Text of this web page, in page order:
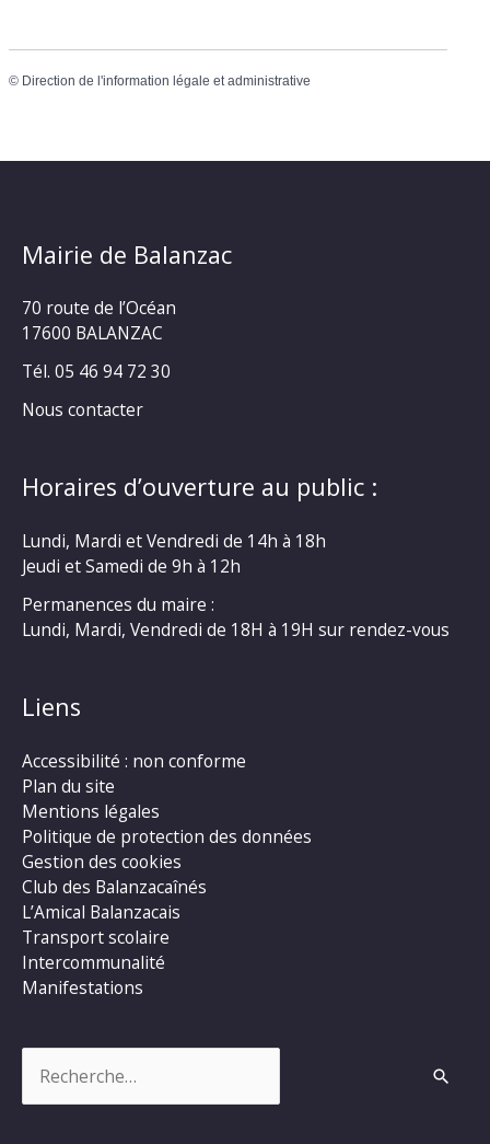
© Direction de l'information légale et administrative
Mairie de Balanzac
70 route de l’Océan
17600 BALANZAC
Tél. 05 46 94 72 30
Nous contacter
Horaires d’ouverture au public :
Lundi, Mardi et Vendredi de 14h à 18h
Jeudi et Samedi de 9h à 12h
Permanences du maire :
Lundi, Mardi, Vendredi de 18H à 19H sur rendez-vous
Liens
Accessibilité : non conforme
Plan du site
Mentions légales
Politique de protection des données
Gestion des cookies
Club des Balanzacaînés
L’Amical Balanzacais
Transport scolaire
Intercommunalité
Manifestations